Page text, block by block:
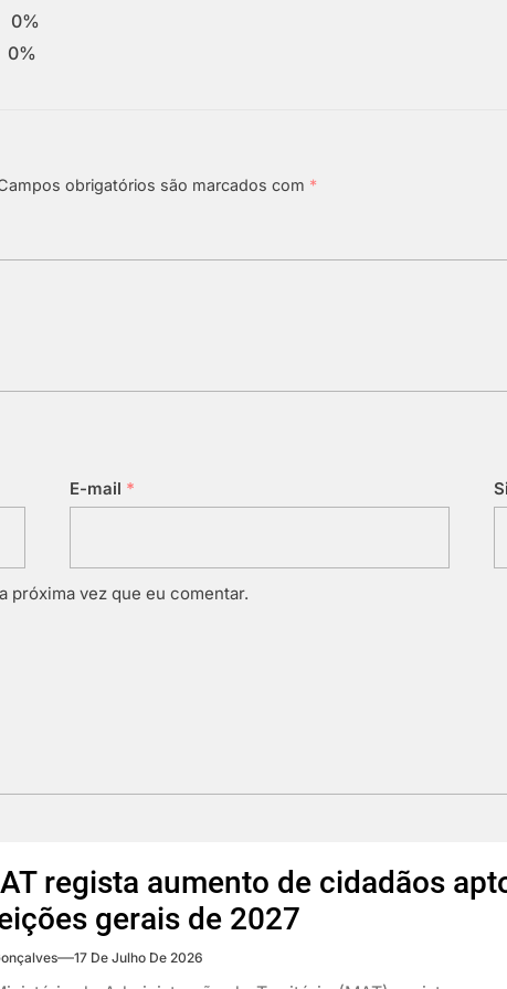
0%
0%
obrigatórios são marcados com *
E-mail *
próxima vez que eu comentar.
regista aumento de cidadãos
gerais de 2027
17 De Julho De 2026